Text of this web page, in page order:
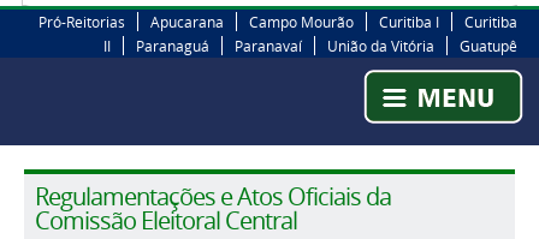
Pró-Reitorias Apucarana Campo Mourão Curitiba I
Curitiba
II
Paranaguá Paranavaí União da Vitória Guatupê
Regulamentações e Atos Oficiais da
Comissão Eleitoral Central